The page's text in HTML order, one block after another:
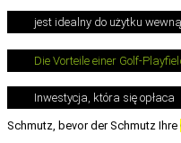
jest idealny do użytku
Die Vorteile einer Golf-
Inwestycja, która się opłaca
Schmutz, bevor der Schmutz Ihre